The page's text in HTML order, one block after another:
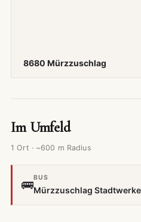
8680 Mürzzuschlag
Im Umfeld
1 Ort · ~600 m Radius
🚌
BUS
Mürzzuschlag Stadtwerke